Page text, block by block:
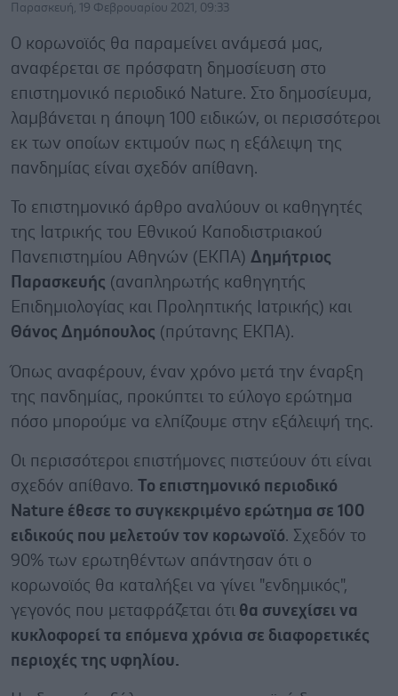
Παρασκευή, 19 Φεβρουαρίου 2021, 09:33
Ο κορωνοϊός θα παραμείνει ανάμεσά μας,
αναφέρεται σε πρόσφατη δημοσίευση στο
επιστημονικό περιοδικό Nature. Στο δημοσίευμα,
λαμβάνεται η άποψη 100 ειδικών, οι περισσότεροι
εκ των οποίων εκτιμούν πως η εξάλειψη της
πανδημίας είναι σχεδόν απίθανη.
Το επιστημονικό άρθρο αναλύουν οι καθηγητές
της Ιατρικής του Εθνικού Καποδιστριακού
Πανεπιστημίου Αθηνών (ΕΚΠΑ) Δημήτριος
Παρασκευής (αναπληρωτής καθηγητής
Επιδημιολογίας και Προληπτικής Ιατρικής) και
Θάνος Δημόπουλος (πρύτανης ΕΚΠΑ).
Όπως αναφέρουν, έναν χρόνο μετά την έναρξη
της πανδημίας, προκύπτει το εύλογο ερώτημα
πόσο μπορούμε να ελπίζουμε στην εξάλειψή της.
Οι περισσότεροι επιστήμονες πιστεύουν ότι είναι
σχεδόν απίθανο. Το επιστημονικό περιοδικό
Nature έθεσε το συγκεκριμένο ερώτημα σε 100
ειδικούς που μελετούν τον κορωνοϊό. Σχεδόν το
90% των ερωτηθέντων απάντησαν ότι ο
κορωνοϊός θα καταλήξει να γίνει "ενδημικός",
γεγονός που μεταφράζεται ότι θα συνεχίσει να
κυκλοφορεί τα επόμενα χρόνια σε διαφορετικές
περιοχές της υφηλίου.